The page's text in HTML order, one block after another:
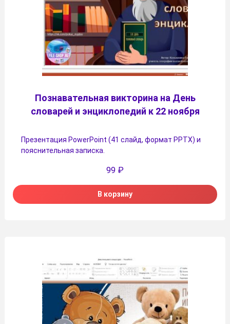
Познавательная викторина на День
словарей и энциклопедий к 22 ноября
Презентация PowerPoint (41 слайд, формат PPTX) и
пояснительная записка.
99 ₽
В корзину